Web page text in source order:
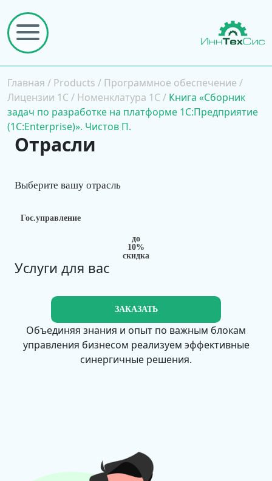
Главная / Products / Программное обеспечение /
Лицензии 1С / Номенклатура 1С / Книга «Сборник
задач по разработке на платформе 1С:Предприятие
(1С:Enterprise)». Чистов П.
Отрасли
Гос.управление
Выберите вашу отрасль
до
10%
скидка
Услуги для вас
ЗАКАЗАТЬ
Объединяя знания и опыт по важным блокам
управления бизнесом реализуем эффективные
синергичные решения.